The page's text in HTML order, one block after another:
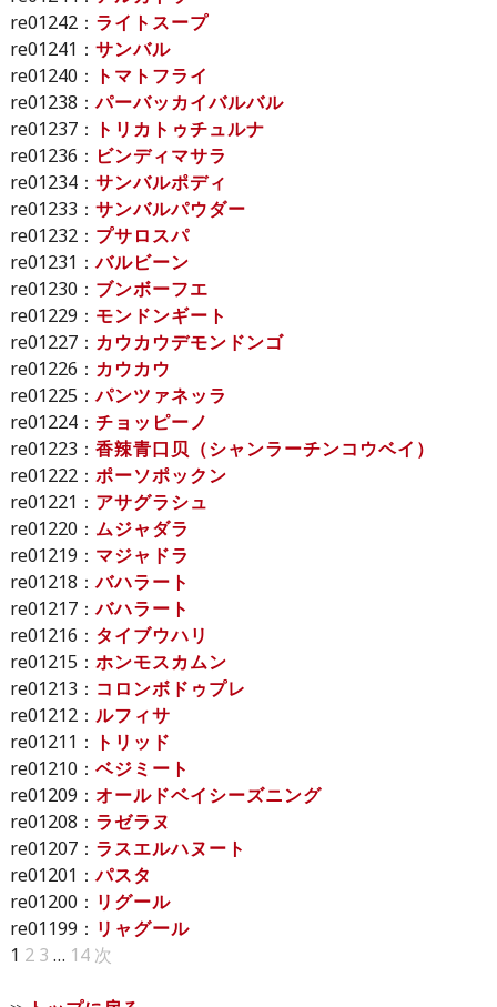
re01242： ライトスープ
re01241： サンバル
re01240： トマトフライ
re01238：パーバッカイバルバル
re01237： トリカトゥチュルナ
re01236： ビンディマサラ
re01234： サンバルポディ
re01233： サンバルパウダー
re01232： プサロスパ
re01231：バルビーン
re01230： ブンボーフエ
re01229： モンドンギート
re01227： カウカウデモンドンゴ
re01226： カウカウ
re01225：パンツァネッラ
re01224： チョッピーノ
re01223： 香辣青口贝（シャンラーチンコウベイ）
re01222： ポーソポックン
re01221： アサグラシュ
re01220： ムジャダラ
re01219： マジャドラ
re01218：バハラート
re01217：バハラート
re01216： タイブウハリ
re01215： ホンモスカムン
re01213： コロンボドゥプレ
re01212： ルフィサ
re01211： トリッド
re01210： ベジミート
re01209： オールドベイシーズニング
re01208： ラゼラヌ
re01207： ラスエルハヌート
re01201：パスタ
re01200： リグール
re01199： リャグール
1 2 3 … 14 次